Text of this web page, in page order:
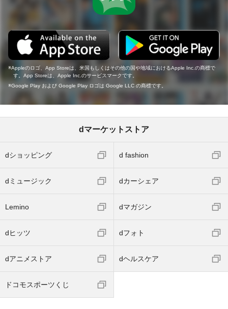
Appleのロゴ、App Storeは、米国もしくはその他の国や地域におけるApple Inc.の商標で
す。App Storeは、Apple Inc.のサービスマークです。
Google Play および Google Play ロゴは Google LLC の商標です。
dマーケットストア
dショッピング d fashion
dミュージック dカーシェア
Lemino dマガジン
dヒッツ dフォト
dアニメストア dヘルスケア
ドコモスポーツくじ